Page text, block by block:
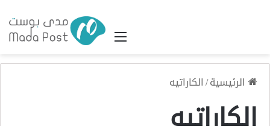
القائمة
الرئيسية/الكاراتيه